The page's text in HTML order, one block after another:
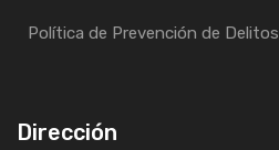
Política de Prevención de Delitos
Dirección